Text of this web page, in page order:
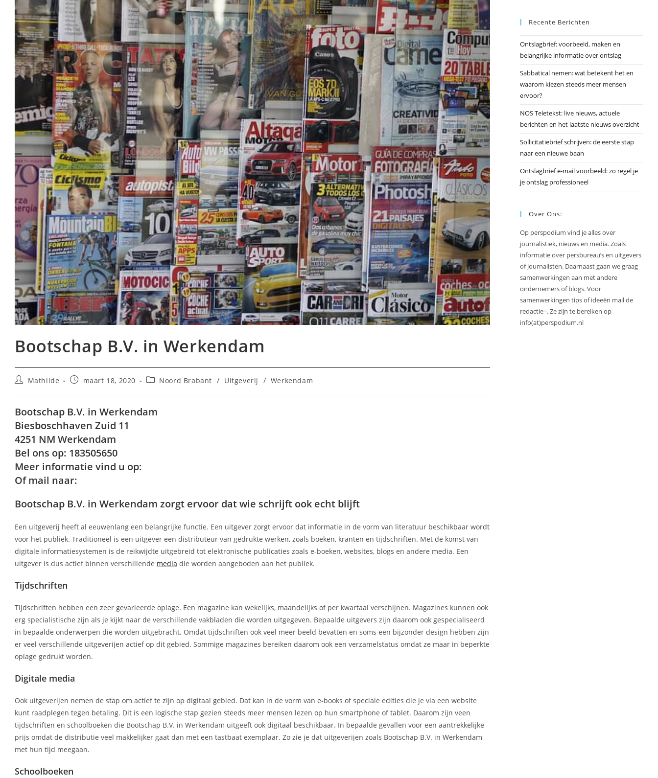
Bootschap B.V. in Werkendam
BerichtMathilde
Berichtmaart 18, 2020 Berichtcategorie:
Noord Brabant / Uitgeverij / Werkendam
Bootschap B.V. in Werkendam
Biesboschhaven Zuid 11
4251 NM Werkendam
Bel ons op: 183505650
Meer informatie vind u op:
Of mail naar:
Bootschap B.V. in Werkendam zorgt ervoor dat wie schrijft ook echt blijft
Een uitgeverij heeft al eeuwenlang een belangrijke functie. Een uitgever zorgt ervoor dat informatie in de vorm van literatuur beschikbaar wordt
voor het publiek. Traditioneel is een uitgever een distributeur van gedrukte werken, zoals boeken, kranten en tijdschriften. Met de komst van
digitale informatiesystemen is de reikwijdte uitgebreid tot elektronische publicaties zoals e-boeken, websites, blogs en andere media. Een
uitgever is dus actief binnen verschillende media die worden aangeboden aan het publiek.
Tijdschriften
Tijdschriften hebben een zeer gevarieerde oplage. Een magazine kan wekelijks, maandelijks of per kwartaal verschijnen. Magazines kunnen ook
erg specialistische zijn als je kijkt naar de verschillende vakbladen die worden uitgegeven. Bepaalde uitgevers zijn daarom ook gespecialiseerd
in bepaalde onderwerpen die worden uitgebracht. Omdat tijdschriften ook veel meer beeld bevatten en soms een bijzonder design hebben zijn
er veel verschillende uitgeverijen actief op dit gebied. Sommige magazines bereiken daarom ook een verzamelstatus omdat ze maar in beperkte
oplage gedrukt worden.
Digitale media
Ook uitgeverijen nemen de stap om actief te zijn op digitaal gebied. Dat kan in de vorm van e-books of speciale edities die je via een website
kunt raadplegen tegen betaling. Dit is een logische stap gezien steeds meer mensen lezen op hun smartphone of tablet. Daarom zijn veen
tijdschriften en schoolboeken die Bootschap B.V. in Werkendam uitgeeft ook digitaal beschikbaar. In bepaalde gevallen voor een aantrekkelijke
prijs omdat de distributie veel makkelijker gaat dan met een tastbaat exemplaar. Zo zie je dat uitgeverijen zoals Bootschap B.V. in Werkendam
met hun tijd meegaan.
Schoolboeken
Recente Berichten
Ontslagbrief: voorbeeld, maken en
belangrijke informatie over ontslag
Sabbatical nemen: wat betekent het en
waarom kiezen steeds meer mensen
ervoor?
NOS Teletekst: live nieuws, actuele
berichten en het laatste nieuws overzicht
Sollicitatiebrief schrijven: de eerste stap
naar een nieuwe baan
Ontslagbrief e-mail voorbeeld: zo regel je
je ontslag professioneel
Over Ons:
Op perspodium vind je alles over
journalistiek, nieuws en media. Zoals
informatie over persbureau’s en uitgevers
of journalisten. Daarnaast gaan we graag
samenwerkingen aan met andere
ondernemers of blogs. Voor
samenwerkingen tips of ideeën mail de
redactie=. Ze zijn te bereiken op
info(at)perspodium.nl